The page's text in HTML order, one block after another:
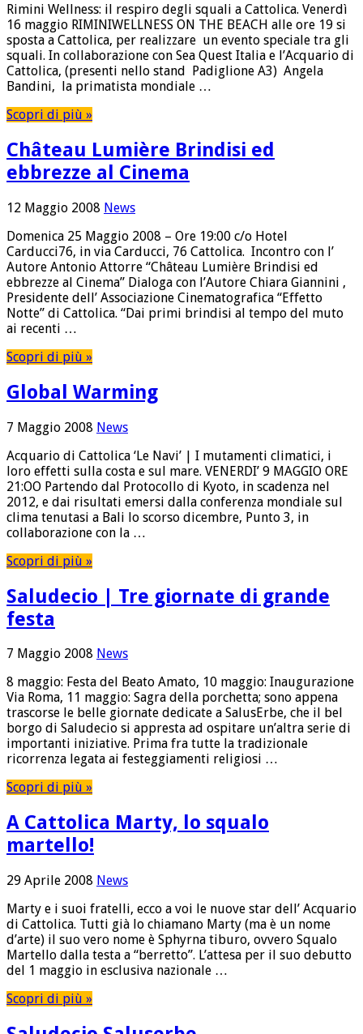
Rimini Wellness: il respiro degli squali a Cattolica. Venerdì
16 maggio RIMINIWELLNESS ON THE BEACH alle ore 19 si
sposta a Cattolica, per realizzare un evento speciale tra gli
squali. In collaborazione con Sea Quest Italia e l’Acquario di
Cattolica, (presenti nello stand Padiglione A3) Angela
Bandini, la primatista mondiale …
Scopri di più »
Château Lumière Brindisi ed
ebbrezze al Cinema
12 Maggio 2008 News
Domenica 25 Maggio 2008 – Ore 19:00 c/o Hotel
Carducci76, in via Carducci, 76 Cattolica. Incontro con l’
Autore Antonio Attorre “Château Lumière Brindisi ed
ebbrezze al Cinema” Dialoga con l’Autore Chiara Giannini ,
Presidente dell’ Associazione Cinematografica “Effetto
Notte” di Cattolica. “Dai primi brindisi al tempo del muto
ai recenti …
Scopri di più »
Global Warming
7 Maggio 2008 News
Acquario di Cattolica ‘Le Navi’ | I mutamenti climatici, i
loro effetti sulla costa e sul mare. VENERDI’ 9 MAGGIO ORE
21:OO Partendo dal Protocollo di Kyoto, in scadenza nel
2012, e dai risultati emersi dalla conferenza mondiale sul
clima tenutasi a Bali lo scorso dicembre, Punto 3, in
collaborazione con la …
Scopri di più »
Saludecio | Tre giornate di grande
festa
7 Maggio 2008 News
8 maggio: Festa del Beato Amato, 10 maggio: Inaugurazione
Via Roma, 11 maggio: Sagra della porchetta; sono appena
trascorse le belle giornate dedicate a SalusErbe, che il bel
borgo di Saludecio si appresta ad ospitare un’altra serie di
importanti iniziative. Prima fra tutte la tradizionale
ricorrenza legata ai festeggiamenti religiosi …
Scopri di più »
A Cattolica Marty, lo squalo
martello!
29 Aprile 2008 News
Marty e i suoi fratelli, ecco a voi le nuove star dell’ Acquario
di Cattolica. Tutti già lo chiamano Marty (ma è un nome
d’arte) il suo vero nome è Sphyrna tiburo, ovvero Squalo
Martello dalla testa a “berretto”. L’attesa per il suo debutto
del 1 maggio in esclusiva nazionale …
Scopri di più »